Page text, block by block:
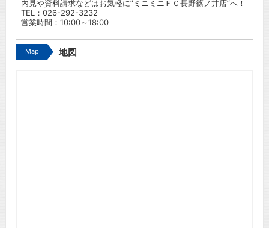
内見や資料請求などはお気軽に”ミニミニＦＣ長野篠ノ井店”へ！
TEL： 026-292-3232
営業時間：10:00～18:00
Map 地図